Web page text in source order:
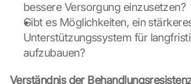
bessere Versorgung einzusetzen?
Gibt es Möglichkeiten, ein
Unterstützungssystem für
aufzubauen?
Verständnis der